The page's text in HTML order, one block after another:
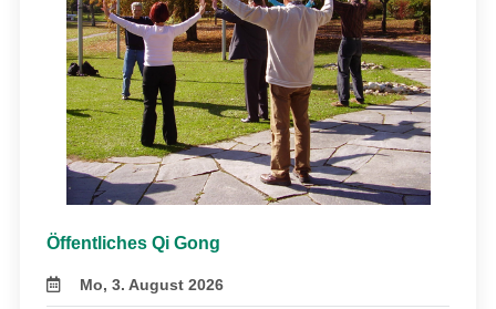
Öffentliches Qi Gong
Mo, 3. August 2026